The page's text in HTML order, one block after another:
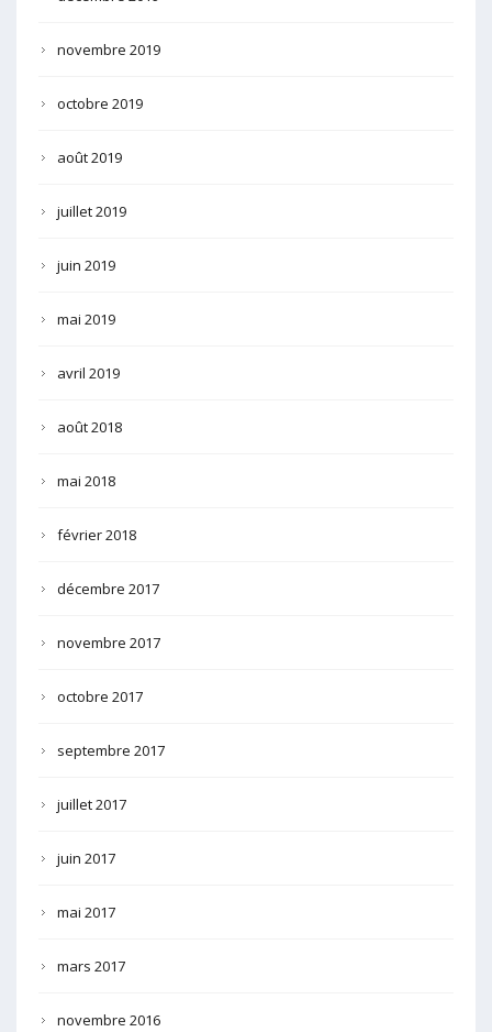
novembre 2019
octobre 2019
août 2019
juillet 2019
juin 2019
mai 2019
avril 2019
août 2018
mai 2018
février 2018
décembre 2017
novembre 2017
octobre 2017
septembre 2017
juillet 2017
juin 2017
mai 2017
mars 2017
novembre 2016